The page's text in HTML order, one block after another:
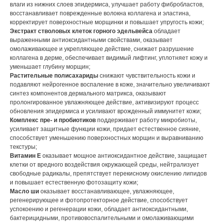
влаги из нижних слоев эпидермиса, улучшает работу фибробластов,
восстанавливает поврежденные волокна коллагена и эластина,
корректирует поверхностные морщинки и повышает упругость кожи;
Экстракт стволовых клеток горного эдельвейса обладает
выраженными антиоксидантными свойствами, оказывает
омолаживающее и укрепляющее действие, снижает разрушение
коллагена в дерме, обеспечивает видимый лифтинг, уплотняет кожу и
уменьшает глубину морщин;
Растительные полисахариды снижают чувствительность кожи и
подавляют нейрогенное воспаление в коже, значительно увеличивают
синтез компонентов дермального матрикса, оказывают
пролонгированное увлажняющее действие, активизируют процесс
обновления эпидермиса и усиливают врожденный иммунитет кожи;
Комплекс пре- и пробиотиков поддерживает работу микробиоты,
усиливает защитные функции кожи, придает естественное сияние,
способствует уменьшению поверхностных морщин и выравниванию
текстуры;
Витамин Е оказывает мощное антиоксидантное действие, защищает
клетки от вредного воздействия окружающей среды, нейтрализует
свободные радикалы, препятствует перекисному окислению липидов
и повышает естественную фотозащиту кожи;
Масло ши оказывает восстанавливающее, увлажняющее,
регенерирующее и фотопротекторное действие, способствует
успокоению и регенерации кожи, обладает антиоксидантными,
бактерицидными, противовоспалительными и омолаживающими